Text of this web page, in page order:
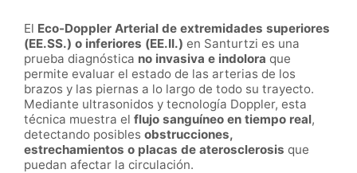
El Eco-Doppler Arterial de extremidades superiores
(EE.SS.) o inferiores (EE.II.) en Santurtzi es una
prueba diagnóstica no invasiva e indolora que
permite evaluar el estado de las arterias de los
brazos y las piernas a lo largo de todo su trayecto.
Mediante ultrasonidos y tecnología Doppler, esta
técnica muestra el flujo sanguíneo en tiempo real,
detectando posibles obstrucciones,
estrechamientos o placas de aterosclerosis que
puedan afectar la circulación.